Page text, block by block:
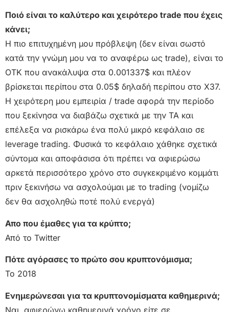
Ποιό είναι το καλύτερo και χειρότερο trade που έχεις
κάνει;
Η πιο επιτυχημένη μου πρόβλεψη (δεν είναι σωστό
κατά την γνώμη μου να το αναφέρω ως trade), είναι το
OTK που ανακάλυψα στα 0.001337$ και πλέον
βρίσκεται περίπου στα 0.05$ δηλαδή περίπου στο Χ37.
Η χειρότερη μου εμπειρία / trade αφορά την περίοδο
που ξεκίνησα να διαβάζω σχετικά με την ΤΑ και
επέλεξα να ρισκάρω ένα πολύ μικρό κεφάλαιο σε
leverage trading. Φυσικά το κεφάλαιο χάθηκε σχετικά
σύντομα και αποφάσισα ότι πρέπει να αφιερώσω
αρκετά περισσότερο χρόνο στο συγκεκριμένο κομμάτι
πριν ξεκινήσω να ασχολούμαι με το trading (νομίζω
δεν θα ασχοληθώ ποτέ πολύ ενεργά)
Απο που έμαθες για τα κρύπτο;
Από το Twitter
Πότε αγόρασες το πρώτο σου κρυπτονόμισμα;
Το 2018
Ενημερώνεσαι για τα κρυπτονομίσματα καθημερινά;
Ναι, αφιερώνω καθημερινά χρόνο είτε σε